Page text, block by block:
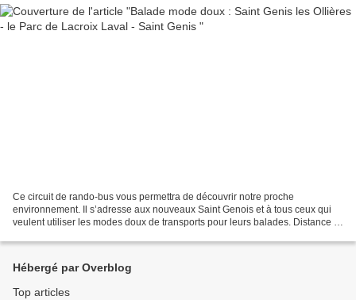
Ce circuit de rando-bus vous permettra de découvrir notre proche
environnement. Il s’adresse aux nouveaux Saint Genois et à tous ceux qui
veulent utiliser les modes doux de transports pour leurs balades. Distance :
Hébergé par Overblog
Top articles